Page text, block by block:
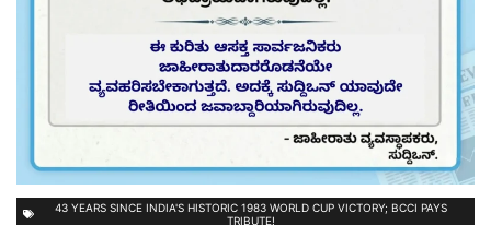
43 YEARS SINCE INDIA'S HISTORIC 1983 WORLD CUP VICTORY; BCCI PAYS
TRIBUTE!